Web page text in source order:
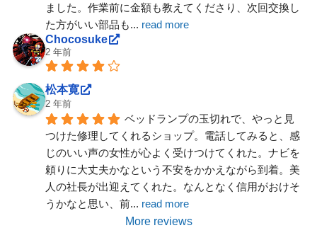
ました。作業前に金額も教えてくださり、次回交換し
た方がいい部品も... read more
Chocosuke
2 年前
松本寛
2 年前
ベッドランプの玉切れで、やっと見
つけた修理してくれるショップ。電話してみると、感
じのいい声の女性が心よく受けつけてくれた。ナビを
頼りに大丈夫かなという不安をかかえながら到着。美
人の社長が出迎えてくれた。なんとなく信用がおけそ
うかなと思い、前... read more
More reviews